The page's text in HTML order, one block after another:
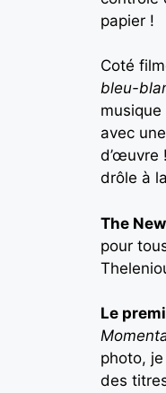
papier !
Coté
bleu-
avec
d’œuvre
drôle à
The
pour
Le
photo,
des